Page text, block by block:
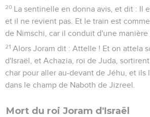
20 La sentinelle en donna avis, et dit : Il
et il ne revient pas. Et le train est
de Nimschi, car il conduit d'une manière
21 Alors Joram dit : Attelle ! Et on attela
d'Israël, et Achazia, roi de Juda,
char pour aller au-devant de Jéhu, et ils
dans le champ de Naboth de Jizreel.
Mort du roi Joram d'Israël